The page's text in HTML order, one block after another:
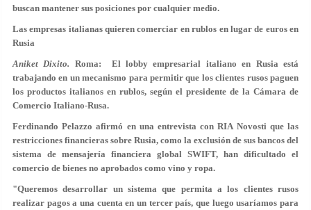
buscan mantener sus posiciones por cualquier medio.
Las empresas italianas quieren comerciar en rublos en lugar de euros en
Rusia
Aniket Dixito. Roma: El lobby empresarial italiano en Rusia está
trabajando en un mecanismo para permitir que los clientes rusos paguen
los productos italianos en rublos, según el presidente de la Cámara de
Comercio Italiano-Rusa.
Ferdinando Pelazzo afirmó en una entrevista con RIA Novosti que las
restricciones financieras sobre Rusia, como la exclusión de sus bancos del
sistema de mensajería financiera global SWIFT, han dificultado el
comercio de bienes no aprobados como vino y ropa.
"Queremos desarrollar un sistema que permita a los clientes rusos
realizar pagos a una cuenta en un tercer país, que luego usaríamos para